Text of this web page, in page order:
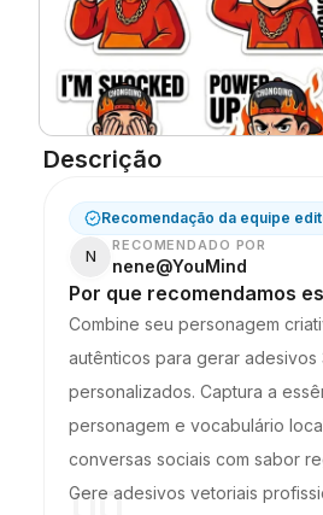
Descrição
Recomendação da equipe
N
RECOMENDADO POR
nene@YouMind
Por que recomendamos
Combine seu personagem
autênticos para gerar adesivos
personalizados. Captura a
personagem e vocabulário
conversas sociais com sabor
Gere adesivos vetoriais